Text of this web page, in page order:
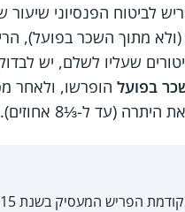
לביטוח הפנסיוני שיעור
(ולא מתוך השכר בפועל),
שעליו לשלם, יש
בפועל הופרשו, ולאחר
(עד ל-⅓8 אחוזים).